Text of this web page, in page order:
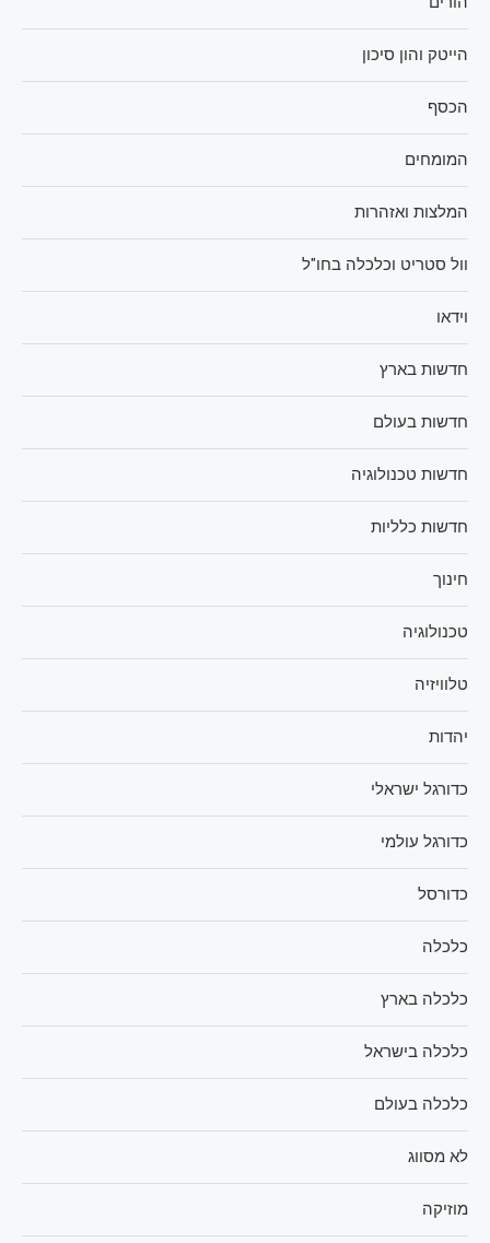
הייטק והון סיכון
הכסף
המומחים
המלצות ואזהרות
וול סטריט וכלכלה בחו"ל
וידאו
חדשות בארץ
חדשות בעולם
חדשות טכנולוגיה
חדשות כלליות
חינוך
טכנולוגיה
טלוויזיה
יהדות
כדורגל ישראלי
כדורגל עולמי
כדורסל
כלכלה
כלכלה בארץ
כלכלה בישראל
כלכלה בעולם
לא מסווג
מוזיקה